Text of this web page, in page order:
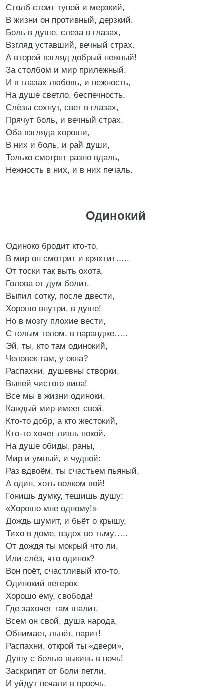
Столб стоит тупой и мерзкий,
В жизни он противный, дерзкий.
Боль в душе, слеза в глазах,
Взгляд уставший, вечный страх.
А второй взгляд добрый нежный!
За столбом и мир прилежный.
И в глазах любовь, и нежность,
На душе светло, беспечность.
Слёзы сохнут, свет в глазах,
Прячут боль, и вечный страх.
Оба взгляда хороши,
В них и боль, и рай души,
Только смотрят разно вдаль,
Нежность в них, и в них печаль.
Одинокий
Одиноко бродит кто-то,
В мир он смотрит и кряхтит…..
От тоски так выть охота,
Голова от дум болит.
Выпил сотку, после двести,
Хорошо внутри, в душе!
Но в мозгу плохие вести,
С голым телом, в парандже…..
Эй, ты, кто там одинокий,
Человек там, у окна?
Распахни, душевны створки,
Выпей чистого вина!
Все мы в жизни одиноки,
Каждый мир имеет свой.
Кто-то добр, а кто жестокий,
Кто-то хочет лишь покой.
На душе обиды, раны,
Мир и умный, и чудной:
Раз вдвоём, ты счастьем пьяный,
А один, хоть волком вой!
Гонишь думку, тешишь душу:
«Хорошо мне одному!»
Дождь шумит, и бьёт о крышу,
Тихо в доме, вздох во тьму…..
От дождя ты мокрый что ли,
Или слёз, что одинок?
Вон поёт, счастливый кто-то,
Одинокий ветерок.
Хорошо ему, свобода!
Где захочет там шалит.
Всем он свой, душа народа,
Обнимает, льнёт, парит!
Распахни, открой ты «двери»,
Душу с болью выкинь в ночь!
Заскрипят от боли петли,
И уйдут печали в проочь.